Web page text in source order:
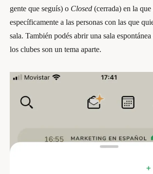
gente que seguís) o Closed (cerrada) en la
específicamente a las personas con las que
sala. También podés abrir una sala
los clubes son un tema aparte.